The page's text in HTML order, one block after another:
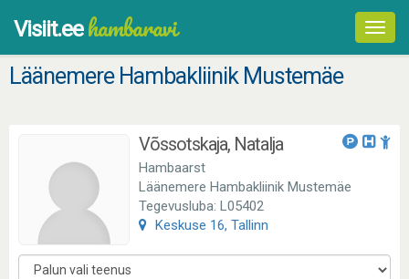
Visiit.eehambaravi
Läänemere Hambakliinik Mustemäe
Võssotskaja, Natalja
Hambaarst
Läänemere Hambakliinik Mustemäe
Tegevusluba: L05402
Keskuse 16, Tallinn